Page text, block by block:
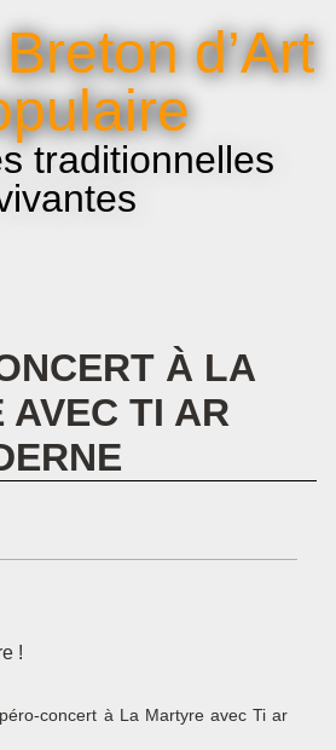
d’Art
traditionnelles
À LA
AVEC TI AR
!
concert à La Martyre avec Ti ar